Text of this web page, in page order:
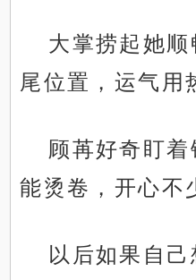
大掌捞起她
尾位置，运气用
顾苒好奇盯
能烫卷，开心不
以后如果自